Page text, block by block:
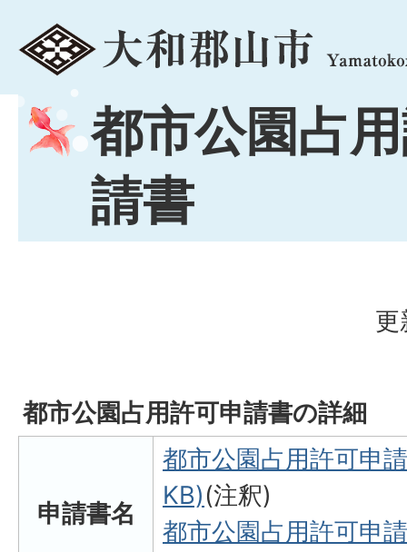
menu
都市公園占
請書
更
都市公園占用許可申請書の詳細
申請書名
都市公園占用許可申
KB)(注釈)
都市公園占用許可申